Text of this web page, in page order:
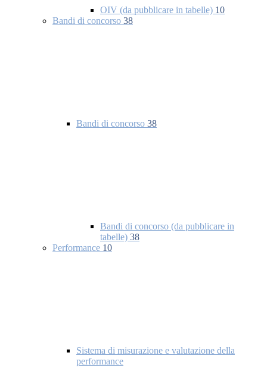
OIV (da pubblicare in tabelle) 10
Bandi di concorso 38
Bandi di concorso 38
Bandi di concorso (da pubblicare in
tabelle) 38
Performance 10
Sistema di misurazione e valutazione della
performance